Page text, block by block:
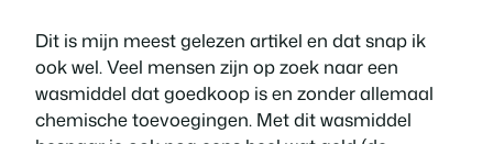
Dit is mijn meest gelezen artikel en dat snap ik
ook wel. Veel mensen zijn op zoek naar een
wasmiddel dat goedkoop is en zonder allemaal
chemische toevoegingen. Met dit wasmiddel